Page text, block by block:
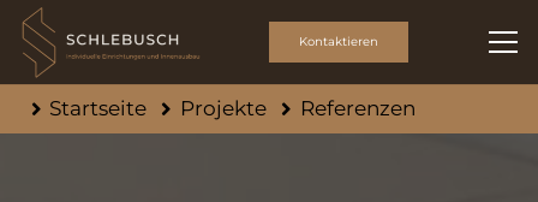
Kontaktieren
Startseite Projekte Referenzen